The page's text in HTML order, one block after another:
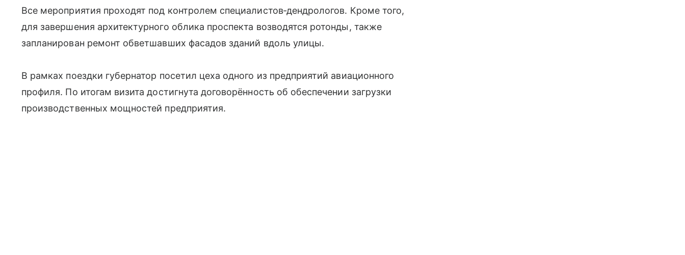
Все мероприятия проходят под контролем специалистов‑дендрологов. Кроме того,
для завершения архитектурного облика проспекта возводятся ротонды, также
запланирован ремонт обветшавших фасадов зданий вдоль улицы.
В рамках поездки губернатор посетил цеха одного из предприятий авиационного
профиля. По итогам визита достигнута договорённость об обеспечении загрузки
производственных мощностей предприятия.